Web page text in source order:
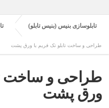
تابلوسازی بنیس (بنیس تابلو)
طراحی و ساخت تابلو تک فریم با ورق پشت
طراحی و ساخت
ورق پشت